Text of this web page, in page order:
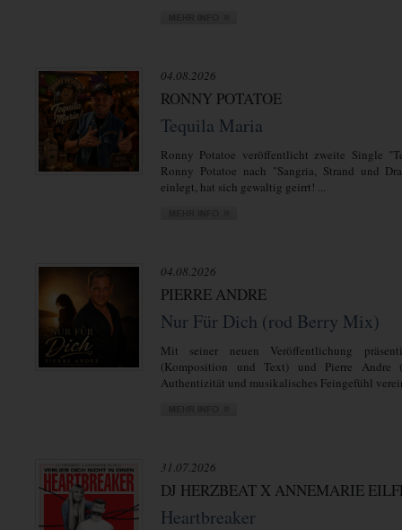
04.08.2026
RONNY POTATOE
Tequila Maria
Ronny Potatoe veröffentlicht zweite Single
Ronny Potatoe nach "Sangria, Strand und
einlegt, hat sich gewaltig geirrt! ...
04.08.2026
PIERRE ANDRE
Nur Für Dich (rod Berry Mix)
Mit seiner neuen Veröffentlichung
(Komposition und Text) und Pierre Andre
Authentizität und musikalisches Feingefühl
31.07.2026
DJ HERZBEAT X ANNEMARIE
Heartbreaker